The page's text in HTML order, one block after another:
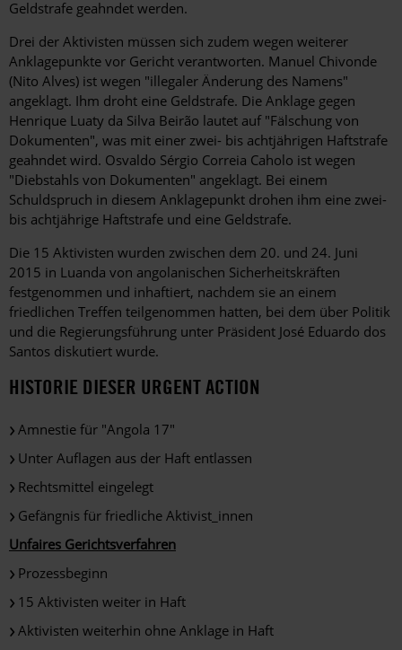
Geldstrafe geahndet werden.
Drei der Aktivisten müssen sich zudem wegen weiterer
Anklagepunkte vor Gericht verantworten. Manuel Chivonde
(Nito Alves) ist wegen "illegaler Änderung des Namens"
angeklagt. Ihm droht eine Geldstrafe. Die Anklage gegen
Henrique Luaty da Silva Beirão lautet auf "Fälschung von
Dokumenten", was mit einer zwei- bis achtjährigen Haftstrafe
geahndet wird. Osvaldo Sérgio Correia Caholo ist wegen
"Diebstahls von Dokumenten" angeklagt. Bei einem
Schuldspruch in diesem Anklagepunkt drohen ihm eine zwei-
bis achtjährige Haftstrafe und eine Geldstrafe.
Die 15 Aktivisten wurden zwischen dem 20. und 24. Juni
2015 in Luanda von angolanischen Sicherheitskräften
festgenommen und inhaftiert, nachdem sie an einem
friedlichen Treffen teilgenommen hatten, bei dem über Politik
und die Regierungsführung unter Präsident José Eduardo dos
Santos diskutiert wurde.
HISTORIE DIESER URGENT ACTION
Amnestie für "Angola 17"
Unter Auflagen aus der Haft entlassen
Rechtsmittel eingelegt
Gefängnis für friedliche Aktivist_innen
Unfaires Gerichtsverfahren
Prozessbeginn
15 Aktivisten weiter in Haft
Aktivisten weiterhin ohne Anklage in Haft